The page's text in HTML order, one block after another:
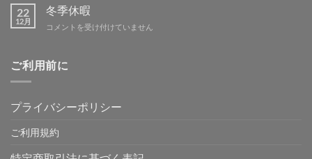
グ
吉
暇
案
内
22
12月
冬季休暇
冬
暇
は
コメントを受け付けていません
ご利用前に
プライバシーポリシー
ご利用規約